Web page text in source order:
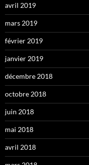
avril 2019
mars 2019
février 2019
janvier 2019
décembre 2018
octobre 2018
juin 2018
mai 2018
avril 2018